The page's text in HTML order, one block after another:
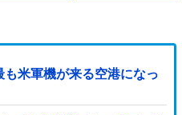
も米軍機が来る空港になっ